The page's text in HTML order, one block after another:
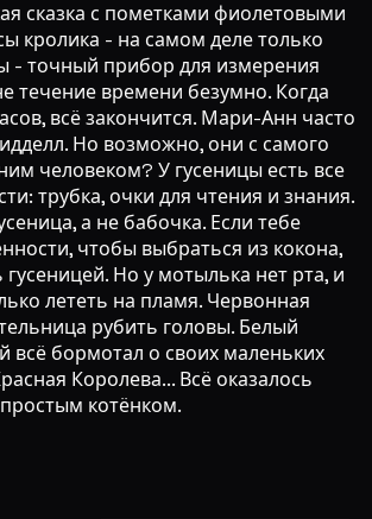
сказка с пометками фиолетовыми
кролика - на самом деле только
- точный прибор для измерения
течение времени безумно. Когда
всё закончится. Мари-Анн часто
Но возможно, они с самого
человеком? У гусеницы есть все
трубка, очки для чтения и знания.
а не бабочка. Если тебе
чтобы выбраться из кокона,
Но у мотылька нет рта, и
лететь на пламя. Червонная
рубить головы. Белый
всё бормотал о своих маленьких
Королева... Всё оказалось
котёнком.